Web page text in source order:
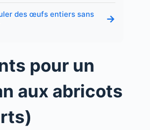
des œufs entiers sans
→
pour un
aux abricots